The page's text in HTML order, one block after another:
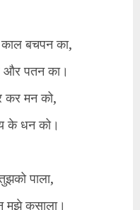
काल बचपन का,
पतन का।
कर मन को,
के धन को।
पाला,
मुझे कसाला।